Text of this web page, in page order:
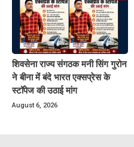
शिवसेना राज्य संगठक मनी सिंग गुरोन
ने बीना में बंदे भारत एक्सप्रेस के
स्टॉपेज की उठाई मांग
August 6, 2026